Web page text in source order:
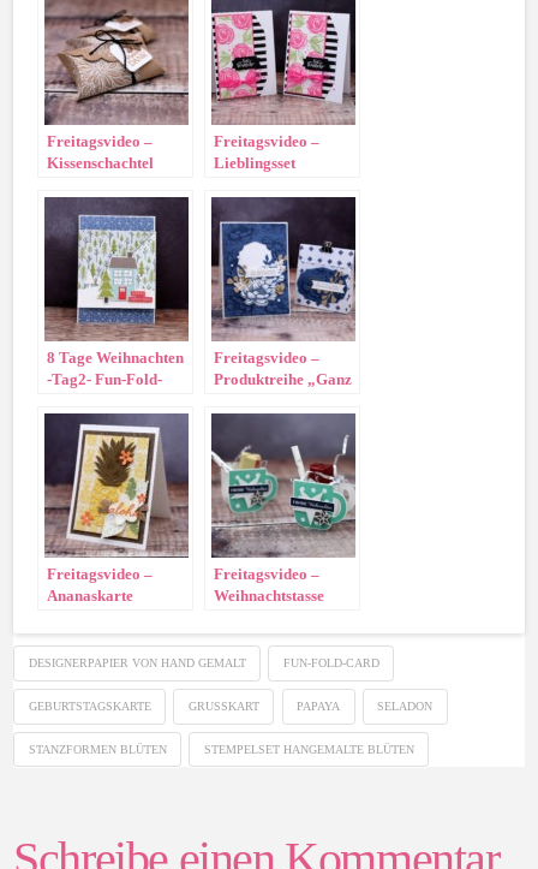
Freitagsvideo –
Kissenschachtel
Freitagsvideo –
Lieblingsset
8 Tage Weihnachten
-Tag2- Fun-Fold-
Adventsstädtchen
Freitagsvideo –
Produktreihe „Ganz
Freitagsvideo –
Ananaskarte
Freitagsvideo –
Weihnachtstasse
DESIGNERPAPIER VON HAND GEMALT FUN-FOLD-CARD
GEBURTSTAGSKARTE GRUSSKART PAPAYA SELADON
STANZFORMEN BLÜTEN STEMPELSET HANGEMALTE BLÜTEN